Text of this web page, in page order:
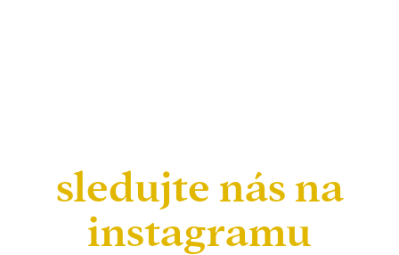
sledujte nás na
instagramu